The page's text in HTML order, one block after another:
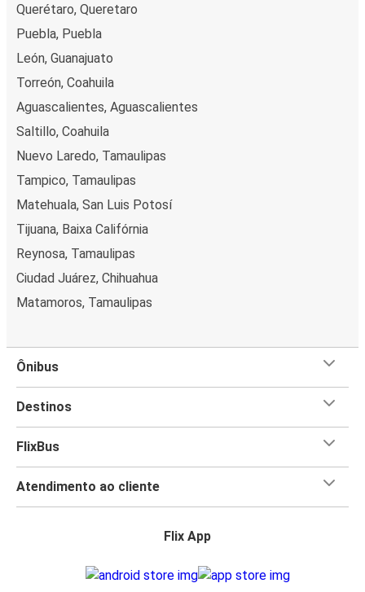
Querétaro, Queretaro
Puebla, Puebla
León, Guanajuato
Torreón, Coahuila
Aguascalientes, Aguascalientes
Saltillo, Coahuila
Nuevo Laredo, Tamaulipas
Tampico, Tamaulipas
Matehuala, San Luis Potosí
Tijuana, Baixa Califórnia
Reynosa, Tamaulipas
Ciudad Juárez, Chihuahua
Matamoros, Tamaulipas
Ônibus
Destinos
FlixBus
Atendimento ao cliente
Flix App